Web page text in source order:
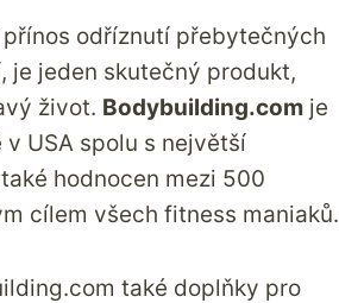
odříznutí přebytečných
jeden skutečný produkt,
život. Bodybuilding.com je
USA spolu s největší
hodnocen mezi 500
cílem všech fitness maniaků.
také doplňky pro